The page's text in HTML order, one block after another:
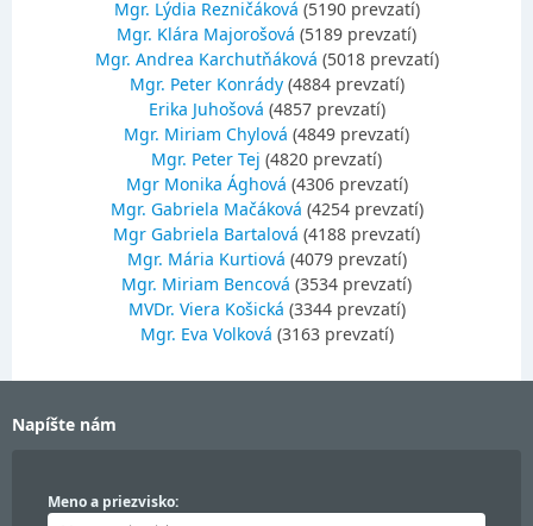
Mgr. Lýdia Rezničáková (5190 prevzatí)
Mgr. Klára Majorošová (5189 prevzatí)
Mgr. Andrea Karchutňáková (5018 prevzatí)
Mgr. Peter Konrády(4884 prevzatí)
Erika Juhošová (4857 prevzatí)
Mgr. Miriam Chylová (4849 prevzatí)
Mgr. Peter Tej (4820 prevzatí)
Mgr Monika Ághová (4306 prevzatí)
Mgr. Gabriela Mačáková (4254 prevzatí)
Mgr Gabriela Bartalová (4188 prevzatí)
Mgr. Mária Kurtiová (4079 prevzatí)
Mgr. Miriam Bencová (3534 prevzatí)
MVDr. Viera Košická (3344 prevzatí)
Mgr. Eva Volková (3163 prevzatí)
Napíšte nám
Meno a priezvisko: